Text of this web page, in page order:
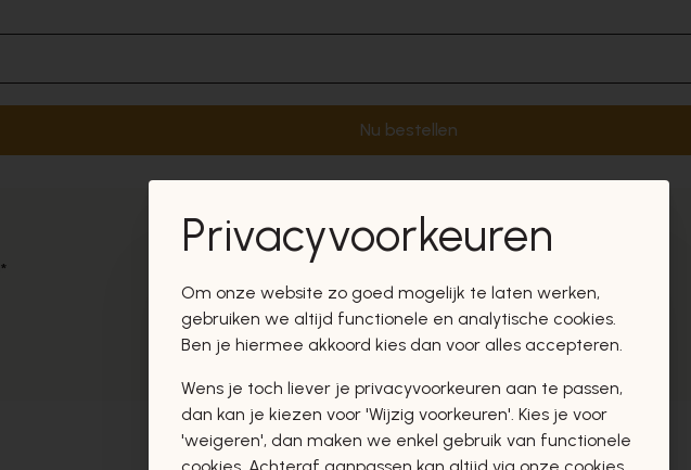
Nu bestellen
Privacyvoorkeuren
Om onze website zo goed mogelijk te laten werken,
gebruiken we altijd functionele en analytische cookies.
Ben je hiermee akkoord kies dan voor alles accepteren.
Wens je toch liever je privacyvoorkeuren aan te passen,
dan kan je kiezen voor 'Wijzig voorkeuren'. Kies je voor
'weigeren', dan maken we enkel gebruik van functionele
cookies. Achteraf aanpassen kan altijd via onze cookies